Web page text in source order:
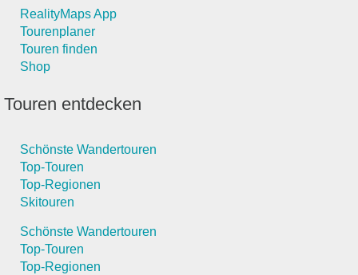
RealityMaps App
Tourenplaner
Touren finden
Shop
Touren entdecken
Schönste Wandertouren
Top-Touren
Top-Regionen
Skitouren
Schönste Wandertouren
Top-Touren
Top-Regionen